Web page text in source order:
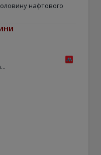
нафтового